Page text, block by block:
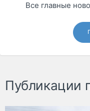
Все главные
Публикации